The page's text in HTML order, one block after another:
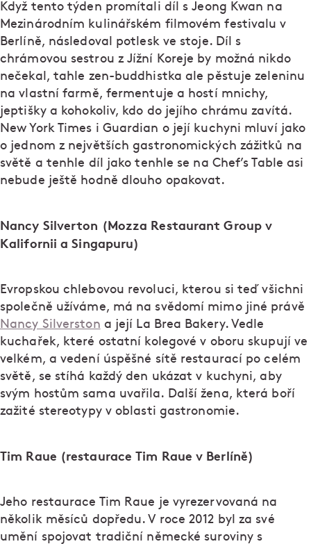
Když tento týden promítali díl s Jeong Kwan na
Mezinárodním kulinářském filmovém festivalu v
Berlíně, následoval potlesk ve stoje. Díl s
chrámovou sestrou z Jížní Koreje by možná nikdo
nečekal, tahle zen-buddhistka ale pěstuje zeleninu
na vlastní farmě, fermentuje a hostí mnichy,
jeptišky a kohokoliv, kdo do jejího chrámu zavítá.
New York Times i Guardian o její kuchyni mluví jako
o jednom z největších gastronomických zážitků na
světě a tenhle díl jako tenhle se na Chef’s Table asi
nebude ještě hodně dlouho opakovat.
Nancy Silverton (Mozza Restaurant Group v
Kalifornii a Singapuru)
Evropskou chlebovou revoluci, kterou si teď všichni
společně užíváme, má na svědomí mimo jiné právě
Nancy Silverston a její La Brea Bakery. Vedle
kuchařek, které ostatní kolegové v oboru skupují ve
velkém, a vedení úspěšné sítě restaurací po celém
světě, se stíhá každý den ukázat v kuchyni, aby
svým hostům sama uvařila. Další žena, která boří
zažité stereotypy v oblasti gastronomie.
Tim Raue (restaurace Tim Raue v Berlíně)
Jeho restaurace Tim Raue je vyrezervovaná na
několik měsíců dopředu. V roce 2012 byl za své
umění spojovat tradiční německé suroviny s